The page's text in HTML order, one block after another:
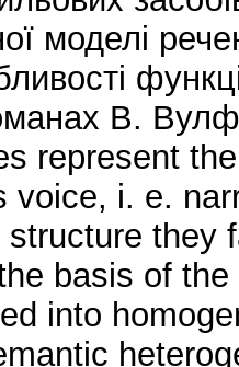
моделі
В.
represent
voice, i. e.
they
basis of
into